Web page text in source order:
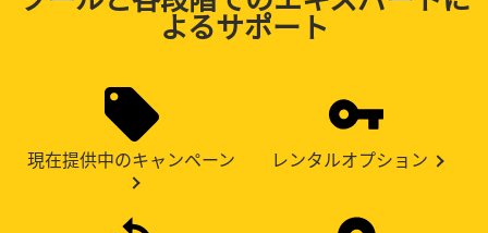
よるサポート
現在提供中のキャンペーン レンタルオプション